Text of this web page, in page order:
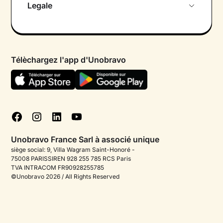
Psychologue par chat
Blog
Tests psychologiques
Offres d'emploi
Contactez-nous
Legale
Politique en matière de cookies
Gérer les cookies
Télèchargez l'app d'Unobravo
Unobravo France Sarl à associé unique
siège social: 9, Villa Wagram Saint-Honoré -
75008 PARISSIREN 928 255 785 RCS Paris
TVA INTRACOM FR90928255785
©Unobravo 2026 / All Rights Reserved